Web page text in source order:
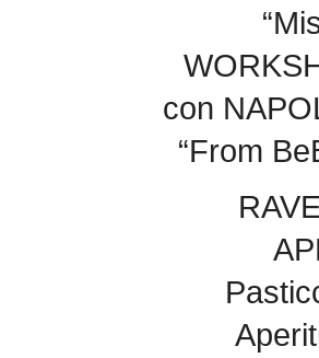
con
“From